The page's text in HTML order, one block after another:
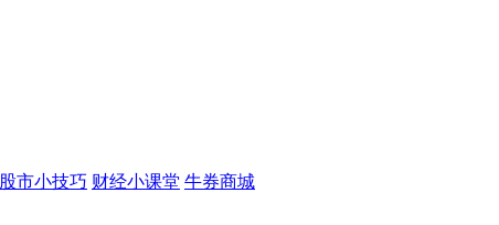
股市小技巧 财经小课堂 牛券商城